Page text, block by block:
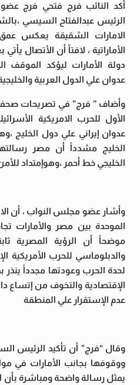
أكد النائب فرج فتحي فرج
الرئيس عبدالفتاح السيسي
الامارات الشقيقة يعكس عمق
الأماراتية ، لافتاً أن الأتصال يأتي
دولة الأمارات ليؤكد الموقف
عدوان علي الدول العربية
وأضاف ” فرج” في تصريحات
الأول للحرب الامريكية
عدوان إيراني علي دول الخليج
الخليج مشدداً أن مصر
الخليجي خط أحمر ،وهوإمتداد
وأشار عضو مجلس النواب ، أن
الموحدة بين مصر والأمارات
موضحاً أن الرؤية المصرية
والدبلوماسي للحرب الأمريكية
لحدة الحرب وعودتها مجدداً ينذر
الإقتصادية والتخوف من إتساع
عدم الإستقرار علي المنطقة
وقال “فرج” أن تأكيد الرئيس
ووقوفها بجانب الأمارات في
يمثل رسالة واضحة ومباشرة بأن